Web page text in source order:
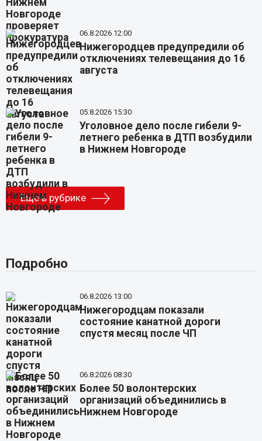
06.8.2026 12:00
Нижегородцев предупредили об
отключениях телевещания до 16
августа
05.8.2026 15:30
Уголовное дело после гибели 9-
летнего ребенка в ДТП возбудили
в Нижнем Новгороде
Еще в рубрике
Подробно
06.8.2026 13:00
Нижегородцам показали
состояние канатной дороги
спустя месяц после ЧП
06.8.2026 08:30
Более 50 волонтерских
организаций объединились в
Нижнем Новгороде